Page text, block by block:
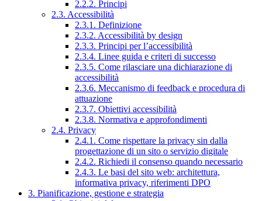
2.2.2. Principi
2.3. Accessibilità
2.3.1. Definizione
2.3.2. Accessibilità by design
2.3.3. Principi per l’accessibilità
2.3.4. Linee guida e criteri di successo
2.3.5. Come rilasciare una dichiarazione di
accessibilità
2.3.6. Meccanismo di feedback e procedura di
attuazione
2.3.7. Obiettivi accessibilità
2.3.8. Normativa e approfondimenti
2.4. Privacy
2.4.1. Come rispettare la privacy sin dalla
progettazione di un sito o servizio digitale
2.4.2. Richiedi il consenso quando necessario
2.4.3. Le basi del sito web: architettura,
informativa privacy, riferimenti DPO
3. Pianificazione, gestione e strategia